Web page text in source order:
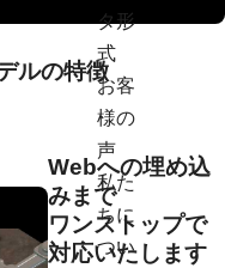
タ形
式
お客
様の
声
私た
ちに
つい
ルの特徴
Webへの埋め込
みまで
ワンストップで
対応いたします